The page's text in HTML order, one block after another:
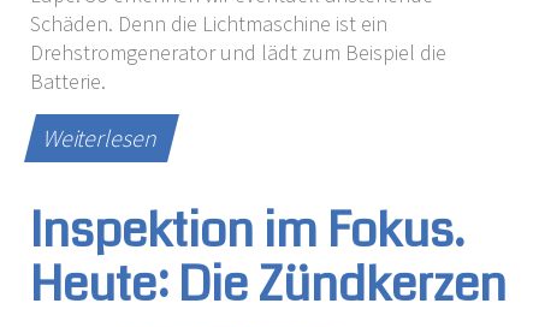
Schäden. Denn die Lichtmaschine ist ein
Drehstromgenerator und lädt zum Beispiel die
Batterie.
Weiterlesen
Inspektion im Fokus.
Heute: Die Zündkerzen